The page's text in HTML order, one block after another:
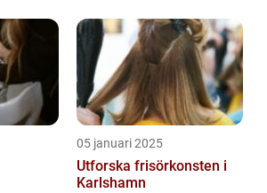
05 januari 2025
Utforska frisörkonsten i
Karlshamn